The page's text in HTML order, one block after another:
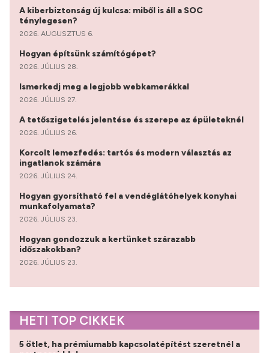
A kiberbiztonság új kulcsa: miből is áll a SOC
ténylegesen?
2026. AUGUSZTUS 6.
Hogyan építsünk számítógépet?
2026. JÚLIUS 28.
Ismerkedj meg a legjobb webkamerákkal
2026. JÚLIUS 27.
A tetőszigetelés jelentése és szerepe az épületeknél
2026. JÚLIUS 26.
Korcolt lemezfedés: tartós és modern választás az
ingatlanok számára
2026. JÚLIUS 24.
Hogyan gyorsítható fel a vendéglátóhelyek konyhai
munkafolyamata?
2026. JÚLIUS 23.
Hogyan gondozzuk a kertünket szárazabb
időszakokban?
2026. JÚLIUS 23.
HETI TOP CIKKEK
5 ötlet, ha prémiumabb kapcsolatépítést szeretnél a